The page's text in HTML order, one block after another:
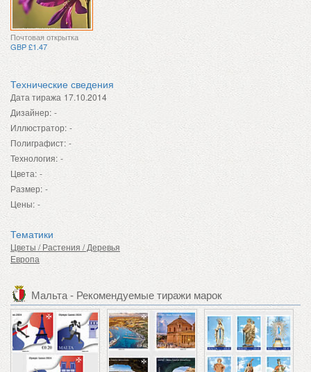
Почтовая открытка
GBP £1.47
Технические сведения
Дата тиража 17.10.2014
Дизайнер: -
Иллюстратор: -
Полиграфист: -
Технология: -
Цвета: -
Размер: -
Цены: -
Тематики
Цветы / Растения / Деревья
Европа
Мальта - Рекомендуемые тиражи марок